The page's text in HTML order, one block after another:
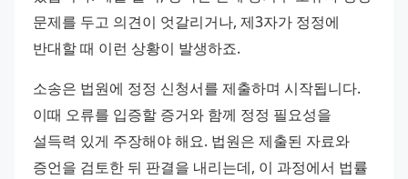
문제를 두고 의견이 엇갈리거나, 제3자가 정정에
반대할 때 이런 상황이 발생하죠.
소송은 법원에 정정 신청서를 제출하며 시작됩니다.
이때 오류를 입증할 증거와 함께 정정 필요성을
설득력 있게 주장해야 해요. 법원은 제출된 자료와
증언을 검토한 뒤 판결을 내리는데, 이 과정에서 법률